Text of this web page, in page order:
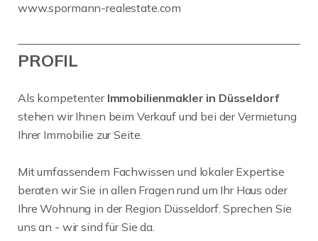
www.spormann-realestate.com
PROFIL
Als kompetenter Immobilienmakler in Düsseldorf
stehen wir Ihnen beim Verkauf und bei der Vermietung
Ihrer Immobilie zur Seite.
Mit umfassendem Fachwissen und lokaler Expertise
beraten wir Sie in allen Fragen rund um Ihr Haus oder
Ihre Wohnung in der Region Düsseldorf. Sprechen Sie
uns an - wir sind für Sie da.